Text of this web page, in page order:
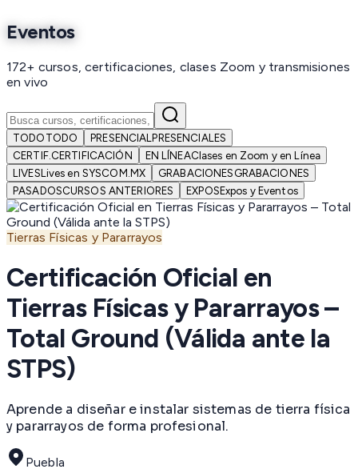
Eventos
172+ cursos, certificaciones, clases Zoom y transmisiones
en vivo
TODOTODO PRESENCIALPRESENCIALES
CERTIF. CERTIFICACIÓN EN LÍNEAClases en Zoom y en Línea
LIVESLives en SYSCOM.MX GRABACIONESGRABACIONES
PASADOSCURSOS ANTERIORES EXPOSExpos y Eventos
Tierras Físicas y Pararrayos
Certificación Oficial en
Tierras Físicas y Pararrayos –
Total Ground (Válida ante la
STPS)
Aprende a diseñar e instalar sistemas de tierra física
y pararrayos de forma profesional.
Puebla